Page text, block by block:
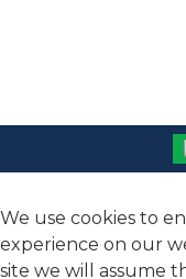
We use cookies to
experience on our
site we will assume